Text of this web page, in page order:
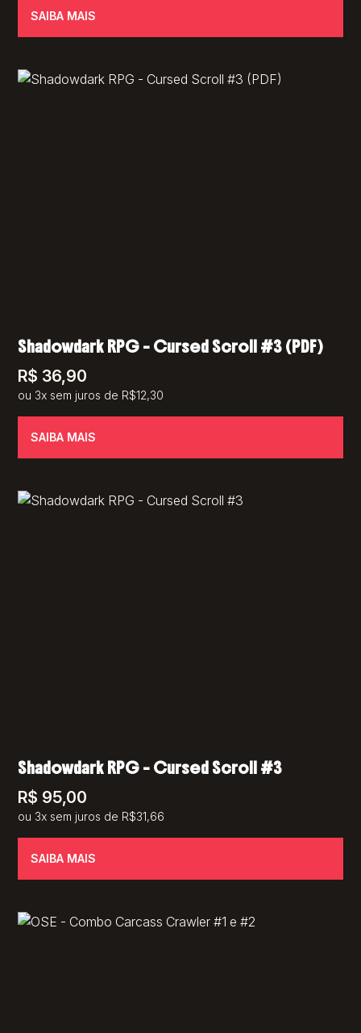
SAIBA MAIS
Shadowdark RPG – Cursed Scroll #3 (PDF)
R$ 36,90
ou 3x sem juros de R$12,30
SAIBA MAIS
Shadowdark RPG – Cursed Scroll #3
R$ 95,00
ou 3x sem juros de R$31,66
SAIBA MAIS